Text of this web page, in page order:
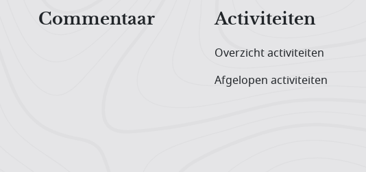
Commentaar
Activiteiten
Overzicht activiteiten
Afgelopen activiteiten